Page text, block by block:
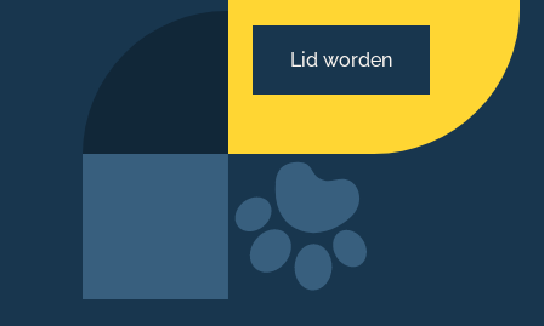
Lid worden